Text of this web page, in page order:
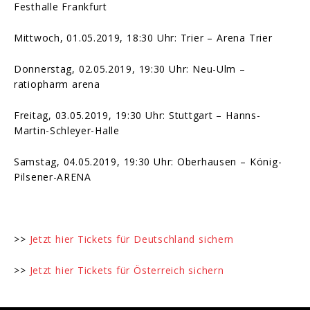
Festhalle Frankfurt
Mittwoch, 01.05.2019, 18:30 Uhr: Trier – Arena Trier
Donnerstag, 02.05.2019, 19:30 Uhr: Neu-Ulm –
ratiopharm arena
Freitag, 03.05.2019, 19:30 Uhr: Stuttgart – Hanns-
Martin-Schleyer-Halle
Samstag, 04.05.2019, 19:30 Uhr: Oberhausen – König-
Pilsener-ARENA
>> Jetzt hier Tickets für Deutschland sichern
>> Jetzt hier Tickets für Österreich sichern